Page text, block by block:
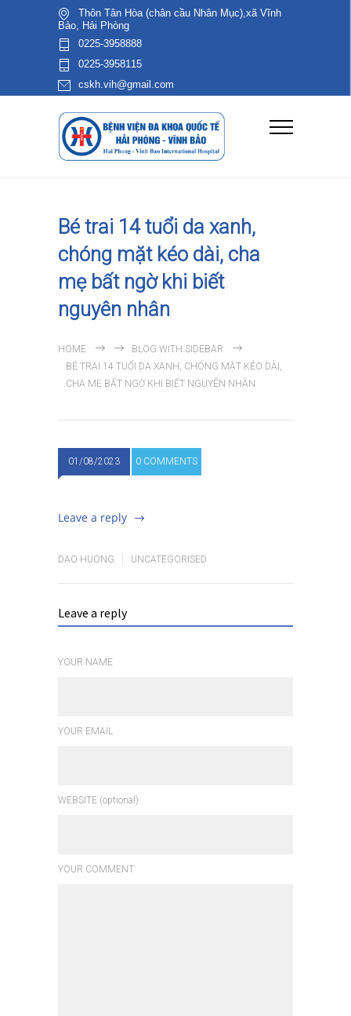
Thôn Tân Hòa (chân cầu Nhân Mục),xã Vĩnh
Bảo, Hải Phòng
0225-3958888
0225-3958115
cskh.vih@gmail.com
Bé trai 14 tuổi da xanh,
chóng mặt kéo dài, cha
mẹ bất ngờ khi biết
nguyên nhân
HOME
BLOG WITH SIDEBAR
BÉ TRAI 14 TUỔI DA XANH, CHÓNG MẶT KÉO DÀI,
CHA MẸ BẤT NGỜ KHI BIẾT NGUYÊN NHÂN
01/08/2023 0 COMMENTS
Leave a reply
DAO HUONG UNCATEGORISED
Leave a reply
YOUR NAME
YOUR EMAIL
WEBSITE (optional)
YOUR COMMENT